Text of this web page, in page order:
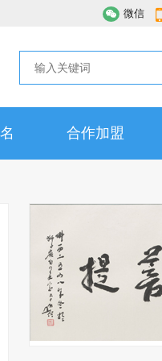
微信
合作加盟